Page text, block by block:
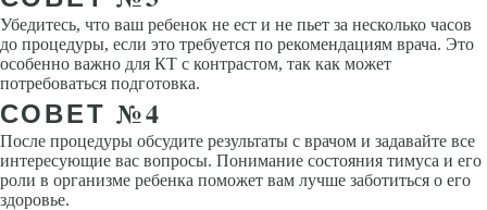
Убедитесь, что ваш ребенок не ест и не пьет за несколько часов
до процедуры, если это требуется по рекомендациям врача. Это
особенно важно для КТ с контрастом, так как может
потребоваться подготовка.
СОВЕТ №4
После процедуры обсудите результаты с врачом и задавайте все
интересующие вас вопросы. Понимание состояния тимуса и его
роли в организме ребенка поможет вам лучше заботиться о его
здоровье.